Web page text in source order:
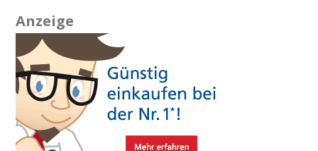
Anzeige